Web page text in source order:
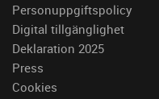
Personuppgiftspolicy
Digital tillgänglighet
Deklaration 2025
Press
Cookies